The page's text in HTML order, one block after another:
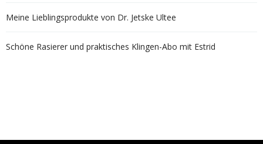
Meine Lieblingsprodukte von Dr. Jetske Ultee
Schöne Rasierer und praktisches Klingen-Abo mit Estrid